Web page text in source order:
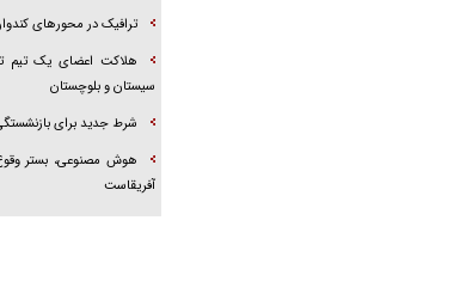
ترافیک در محور‌های
هلاکت اعضای یک تیم
سیستان و بلوچستان
شرط جدید برای
آفریقاست